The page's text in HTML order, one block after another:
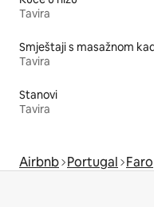
Tavira
Smještaji s masažnom
Tavira
Stanovi
Tavira
Airbnb Portugal Faro